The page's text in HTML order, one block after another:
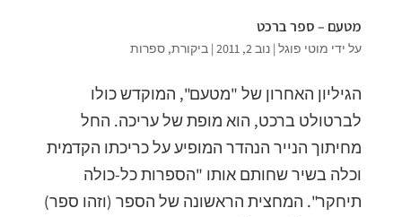
מטעם – ספר ברכט
על ידי מוטי פוגל| נוב 2, 2011 | ביקורת, ספרות
הגיליון האחרון של "מטעם", המוקדש כולו
לברטולט ברכט, הוא מופת של עריכה. החל
מחיתוך הנייר הנהדר המופיע על כריכתו הקדמית
וכלה בשיר שחותם אותו "הספרות כל-כולה
תיחקר". המחצית הראשונה של הספר (וזהו ספר)